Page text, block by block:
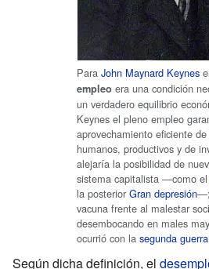
Para John Maynard Keynes el
empleo era una condición
un verdadero equilibrio
Keynes el pleno empleo
aprovechamiento eficiente
humanos, productivos y de
alejaría la posibilidad de
sistema capitalista —como el
la posterior Gran depresión—;
vacuna frente al malestar
desembocando en males
ocurrió con la segunda
Según dicha definición, el